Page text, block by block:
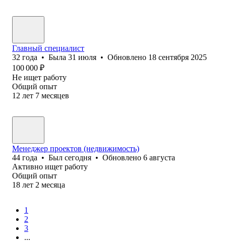
Главный специалист
32 года • Была 31 июля • Обновлено 18 сентября 2025
100 000 ₽
Не ищет работу
Общий опыт
12 лет 7 месяцев
Менеджер проектов (недвижимость)
44 года • Был сегодня • Обновлено 6 августа
Активно ищет работу
Общий опыт
18 лет 2 месяца
1
2
3
...